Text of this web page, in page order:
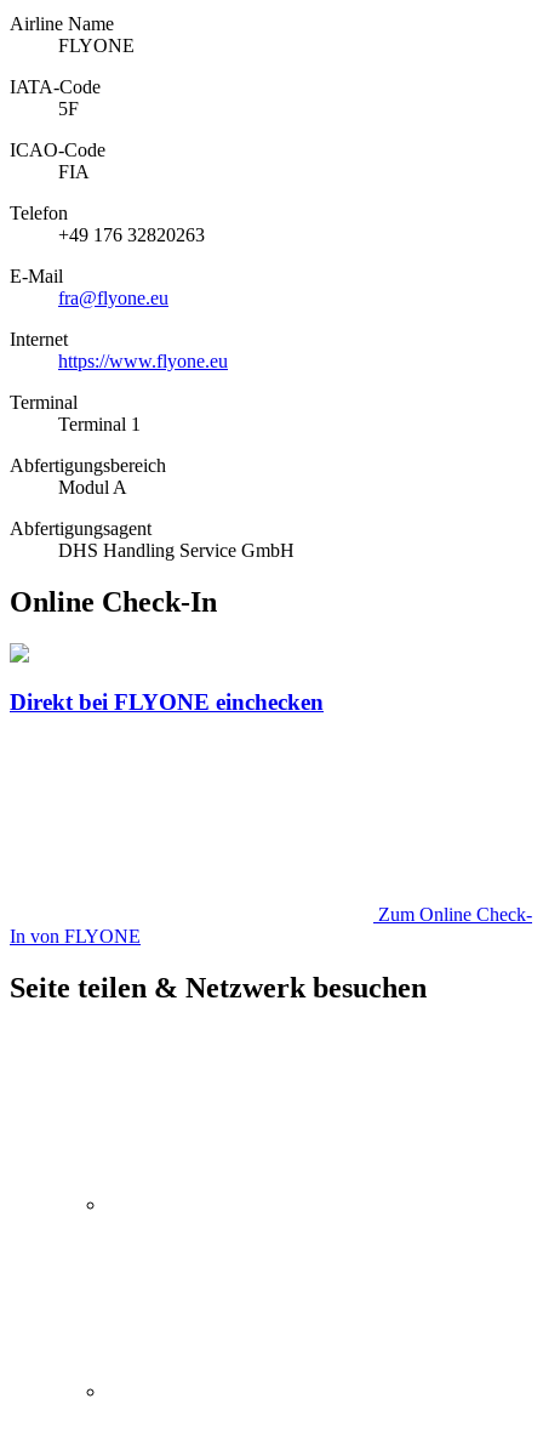
Airline Name
FLYONE
IATA­-Code
5F
ICAO­-Code
FIA
Telefon
+49 176 32820263
E-Mail
fra@flyone.eu
Internet
https://www.flyone.eu
Terminal
Terminal 1
Abfertigungsbereich
Modul A
Abfertigungsagent
DHS Handling Service GmbH
Online Check-In
Direkt bei FLYONE einchecken
Zum Online Check-
In von FLYONE
Seite teilen & Netzwerk besuchen